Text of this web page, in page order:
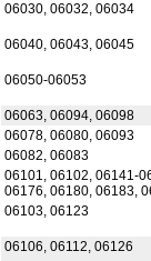
06030, 06032, 06034
06040, 06043, 06045
06050-06053
06063, 06094, 06098
06078, 06080, 06093
06082, 06083
06101, 06102, 06141-
06176, 06180, 06183,
06103, 06123
06106, 06112, 06126